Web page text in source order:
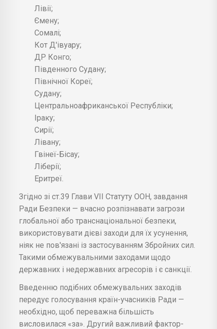
Лівії;
Ємену;
Сомалі;
Кот Д'івуару;
ДР Конго;
Південного Судану;
Північної Кореї;
Судану;
Центральноафриканської Республіки;
Іраку;
Сирії;
Лівану;
Гвінеї-Бісау;
Ліберії;
Еритреї.
Згідно зі ст.39 Глави VII Статуту ООН, завдання
Ради Безпеки — вчасно розпізнавати загрози
глобальної або транснаціональної безпеки,
використовувати дієві заходи для їх усунення,
ніяк не пов'язані із застосуванням Збройних сил.
Такими обмежувальними заходами щодо
державних і недержавних агресорів і є санкції.
Введенню подібних обмежувальних заходів
передує голосування країн-учасників Ради —
необхідно, щоб переважна більшість
висловилася «за». Другий важливий фактор-